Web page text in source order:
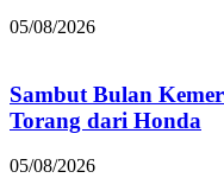
05/08/2026
Sambut Bulan
Torang dari Honda
05/08/2026